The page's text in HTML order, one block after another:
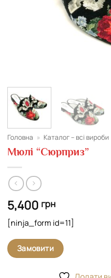
Головна » Каталог – всі вироби
Мюлі “Сюрприз”
5,400 грн
[ninja_form id=11]
Замовити